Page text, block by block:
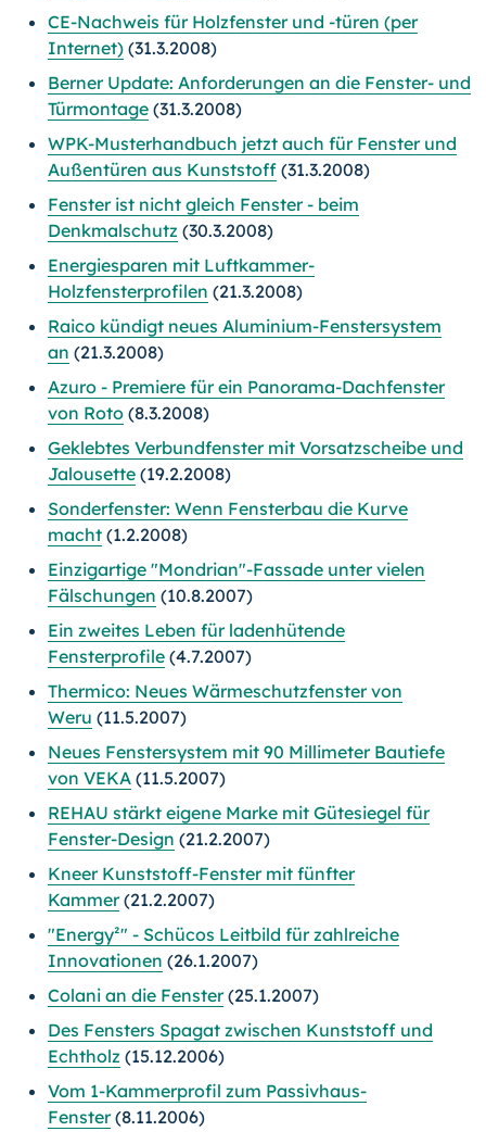
CE-Nachweis für Holzfenster und -türen (per
Internet) (31.3.2008)
Berner Update: Anforderungen an die Fenster- und
Türmontage (31.3.2008)
WPK-Musterhandbuch jetzt auch für Fenster und
Außentüren aus Kunststoff (31.3.2008)
Fenster ist nicht gleich Fenster - beim
Denkmalschutz (30.3.2008)
Energiesparen mit Luftkammer-
Holzfensterprofilen (21.3.2008)
Raico kündigt neues Aluminium-Fenstersystem
an (21.3.2008)
Azuro - Premiere für ein Panorama-Dachfenster
von Roto (8.3.2008)
Geklebtes Verbundfenster mit Vorsatzscheibe und
Jalousette (19.2.2008)
Sonderfenster: Wenn Fensterbau die Kurve
macht (1.2.2008)
Einzigartige "Mondrian"-Fassade unter vielen
Fälschungen (10.8.2007)
Ein zweites Leben für ladenhütende
Fensterprofile (4.7.2007)
Thermico: Neues Wärmeschutzfenster von
Weru (11.5.2007)
Neues Fenstersystem mit 90 Millimeter Bautiefe
von VEKA (11.5.2007)
REHAU stärkt eigene Marke mit Gütesiegel für
Fenster-Design (21.2.2007)
Kneer Kunststoff-Fenster mit fünfter
Kammer(21.2.2007)
"Energy²" - Schücos Leitbild für zahlreiche
Innovationen (26.1.2007)
Colani an die Fenster(25.1.2007)
Des Fensters Spagat zwischen Kunststoff und
Echtholz (15.12.2006)
Vom 1-Kammerprofil zum Passivhaus-
Fenster(8.11.2006)